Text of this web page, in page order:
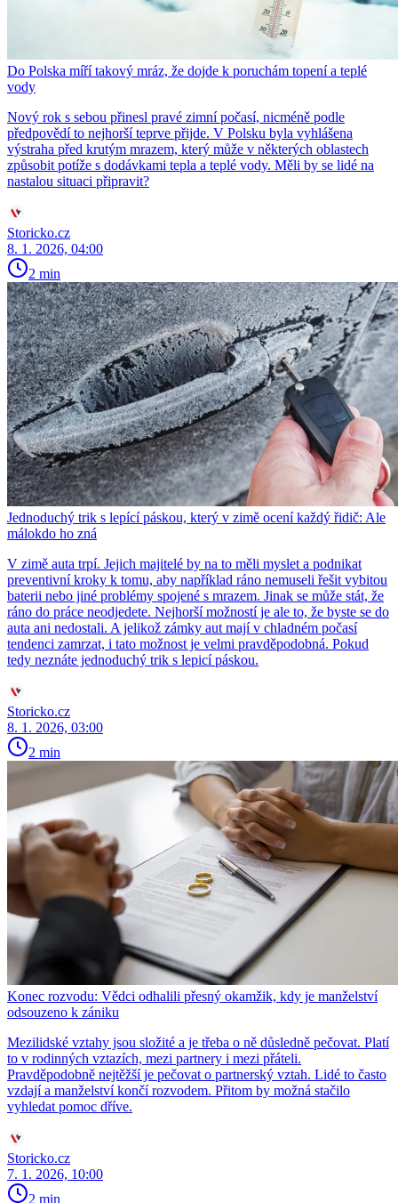
Do Polska míří takový mráz, že dojde k poruchám topení a teplé
vody
Nový rok s sebou přinesl pravé zimní počasí, nicméně podle
předpovědí to nejhorší teprve přijde. V Polsku byla vyhlášena
výstraha před krutým mrazem, který může v některých oblastech
způsobit potíže s dodávkami tepla a teplé vody. Měli by se lidé na
nastalou situaci připravit?
Storicko.cz
8. 1. 2026, 04:00
2 min
Jednoduchý trik s lepící páskou, který v zimě ocení každý řidič: Ale
málokdo ho zná
V zimě auta trpí. Jejich majitelé by na to měli myslet a podnikat
preventivní kroky k tomu, aby například ráno nemuseli řešit vybitou
baterii nebo jiné problémy spojené s mrazem. Jinak se může stát, že
ráno do práce neodjedete. Nejhorší možností je ale to, že byste se do
auta ani nedostali. A jelikož zámky aut mají v chladném počasí
tendenci zamrzat, i tato možnost je velmi pravděpodobná. Pokud
tedy neznáte jednoduchý trik s lepicí páskou.
Storicko.cz
8. 1. 2026, 03:00
2 min
Konec rozvodu: Vědci odhalili přesný okamžik, kdy je manželství
odsouzeno k zániku
Mezilidské vztahy jsou složité a je třeba o ně důsledně pečovat. Platí
to v rodinných vztazích, mezi partnery i mezi přáteli.
Pravděpodobně nejtěžší je pečovat o partnerský vztah. Lidé to často
vzdají a manželství končí rozvodem. Přitom by možná stačilo
vyhledat pomoc dříve.
Storicko.cz
7. 1. 2026, 10:00
2 min